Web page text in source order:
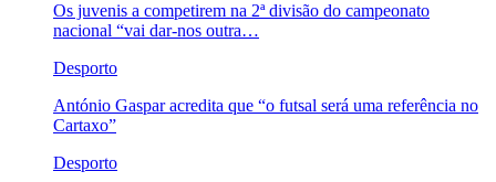
Os juvenis a competirem na 2ª divisão do campeonato
nacional “vai dar-nos outra…
Desporto
António Gaspar acredita que “o futsal será uma referência no
Cartaxo”
Desporto